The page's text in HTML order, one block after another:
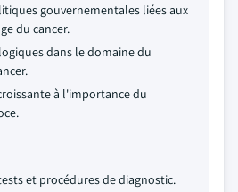
gouvernementales liées aux
du cancer.
dans le domaine du
à l'importance du
et procédures de diagnostic.